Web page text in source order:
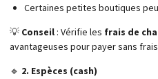
Certaines petites boutiques
💡 Conseil : Vérifie les frais de
avantageuses pour payer sans
🔹 2. Espèces (cash)